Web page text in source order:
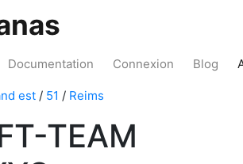
Documentation Connexion Blog
est / 51 / Reims
TEAM